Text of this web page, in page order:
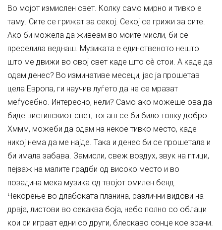
Во мојот измислен свет. Колку само мирно и тивко е
таму. Сите се грижат за секој. Секој се грижи за сите.
Ако би можела да живеам во моите мисли, би се
преселила веднаш. Музиката е единственото нешто
што ме движи во овој свет каде што сѐ стои. А каде да
одам денес? Во изминативе месеци, јас ја прошетав
цела Европа, ги научив луѓето да не се мразат
меѓусебно. Интересно, нели? Само ако можеше ова да
биде вистинскиот свет, тогаш се би било толку добро.
Хммм, можеби да одам на некое тивко место, каде
никој нема да ме најде. Така и денес би се прошетала и
би имала забава. Замисли, свеж воздух, звук на птици,
пејзаж на малите градби од високо место и во
позадина мека музика од твојот омилен бенд.
Чекорење во длабоката планина, различни видови на
дрвја, листови во секаква боја, небо полно со облаци
кои си играат едни со други, блескаво сонце кое зрачи.